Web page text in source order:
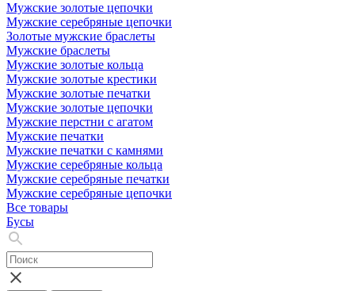
Мужские золотые цепочки
Мужские серебряные цепочки
Золотые мужские браслеты
Мужские браслеты
Мужские золотые кольца
Мужские золотые крестики
Мужские золотые печатки
Мужские золотые цепочки
Мужские перстни с агатом
Мужские печатки
Мужские печатки с камнями
Мужские серебряные кольца
Мужские серебряные печатки
Мужские серебряные цепочки
Все товары
Бусы